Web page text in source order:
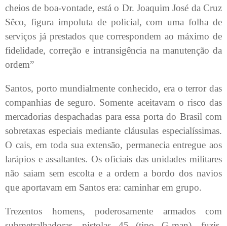
cheios de boa-vontade, está o Dr. Joaquim José da Cruz
Sêco, figura impoluta de policial, com uma folha de
serviços já prestados que correspondem ao máximo de
fidelidade, correção e intransigência na manutenção da
ordem”
Santos, porto mundialmente conhecido, era o terror das
companhias de seguro. Somente aceitavam o risco das
mercadorias despachadas para essa porta do Brasil com
sobretaxas especiais mediante cláusulas especialíssimas.
O cais, em toda sua extensão, permanecia entregue aos
larápios e assaltantes. Os oficiais das unidades militares
não saiam sem escolta e a ordem a bordo dos navios
que aportavam em Santos era: caminhar em grupo.
Trezentos homens, poderosamente armados com